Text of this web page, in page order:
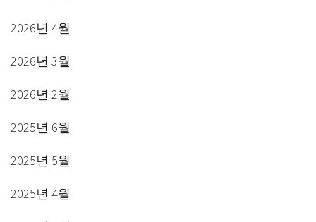
2026년 4월
2026년 3월
2026년 2월
2025년 6월
2025년 5월
2025년 4월